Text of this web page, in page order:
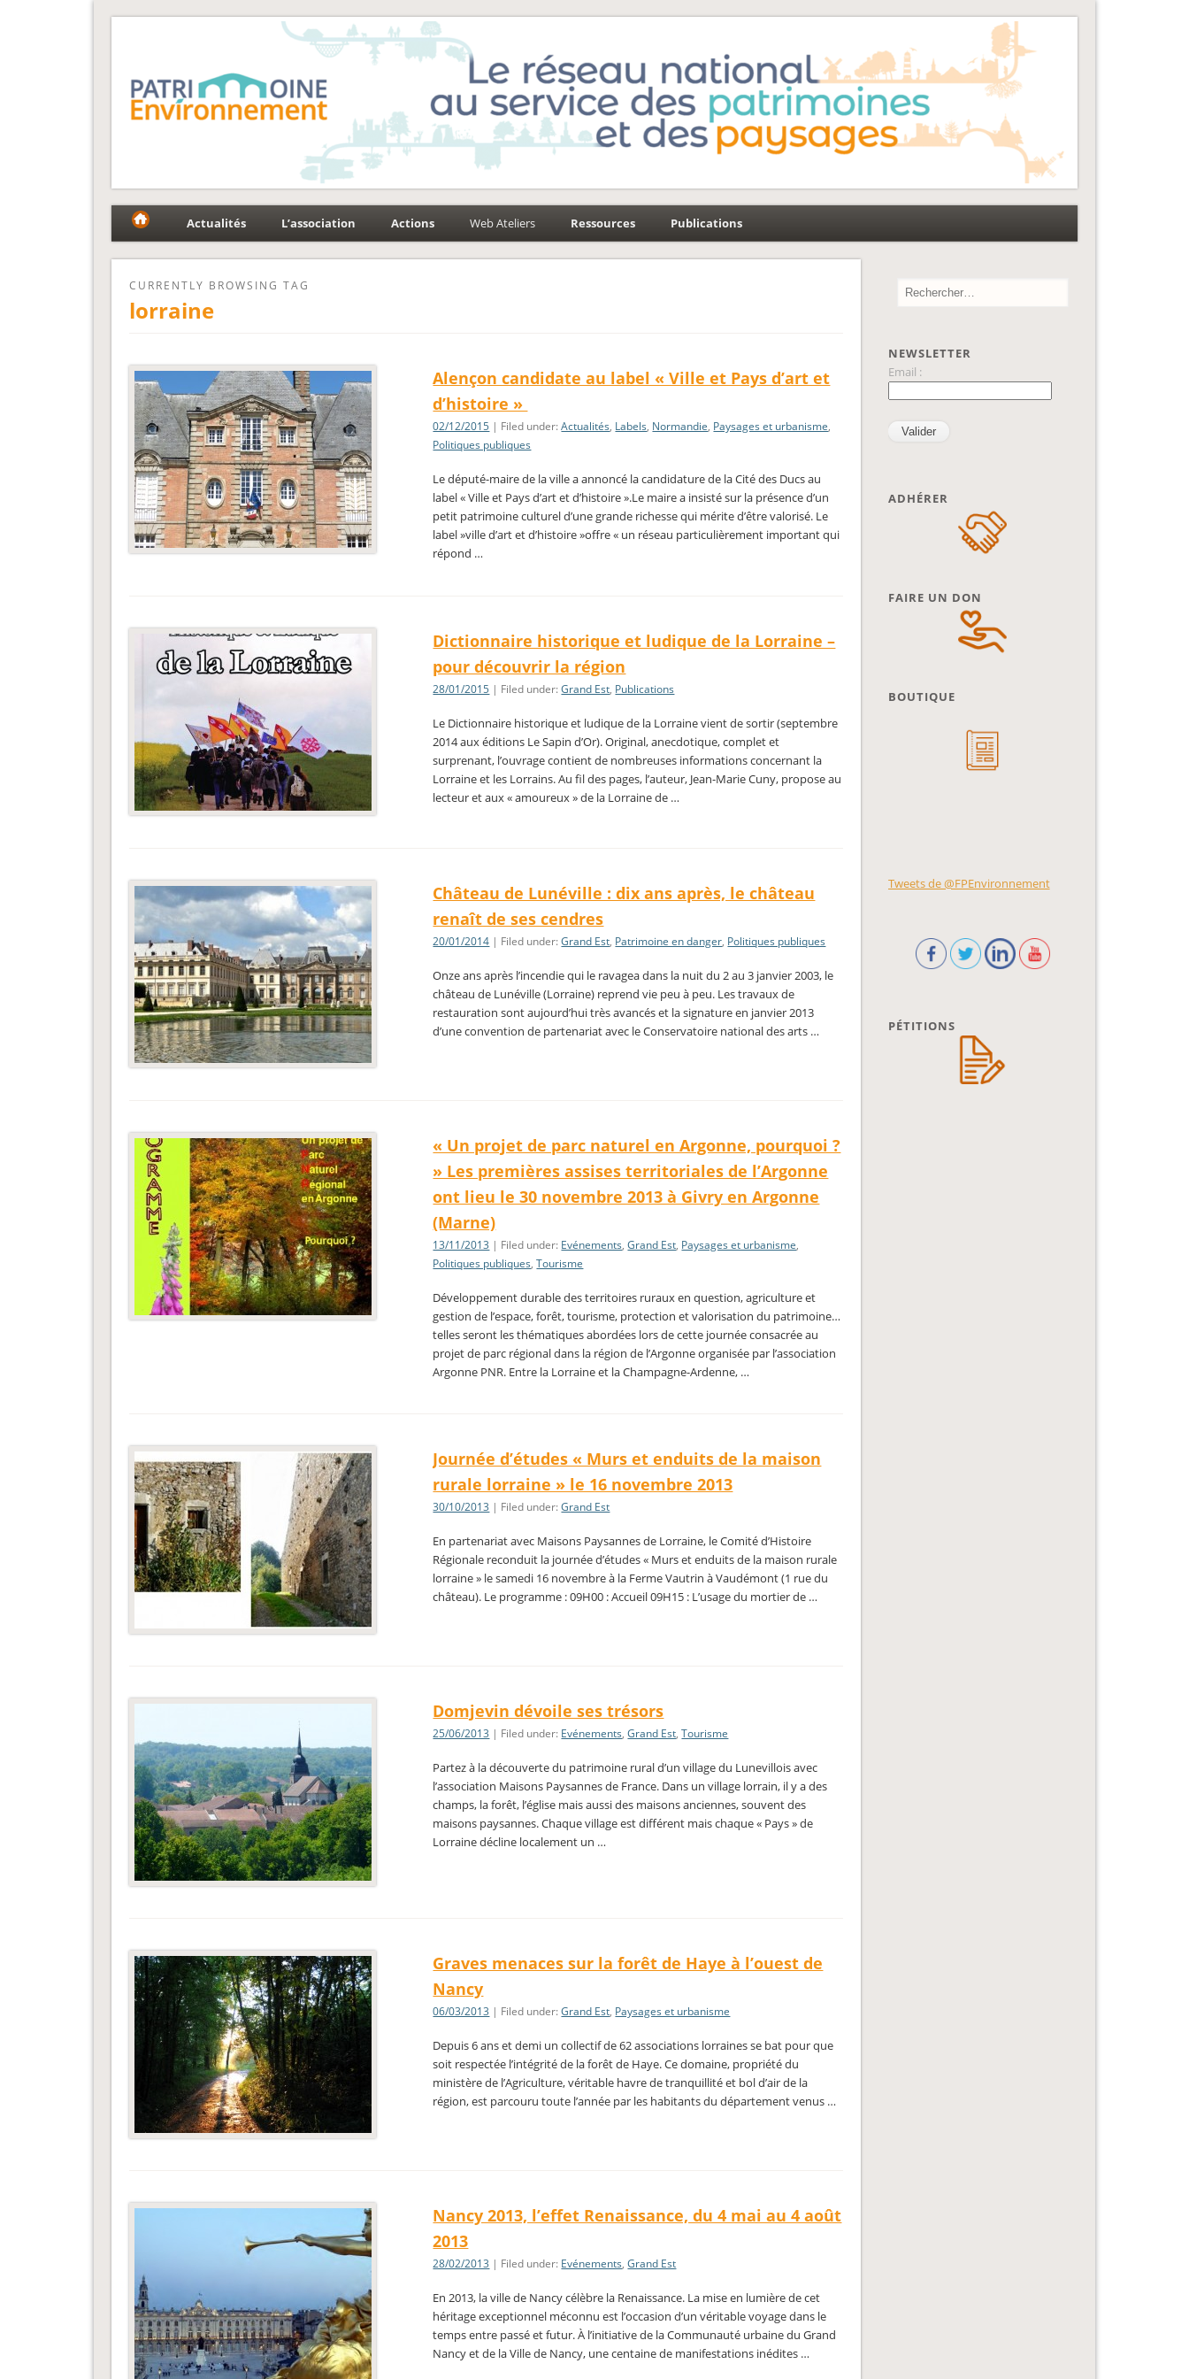
Fédération Patrimoine-Environnement
Actualités L’association Actions Web Ateliers Ressources Publications
CURRENTLY BROWSING TAG
lorraine
Alençon candidate au label « Ville et Pays d’art et
d’histoire »
02/12/2015 | Filed under:Actualités, Labels, Normandie, Paysages et urbanisme,
Politiques publiques
Le député-maire de la ville a annoncé la candidature de la Cité des Ducs au
label « Ville et Pays d’art et d’histoire ».Le maire a insisté sur la présence d’un
petit patrimoine culturel d’une grande richesse qui mérite d’être valorisé. Le
label »ville d’art et d’histoire »offre « un réseau particulièrement important qui
répond …
Dictionnaire historique et ludique de la Lorraine –
pour découvrir la région
28/01/2015 | Filed under:Grand Est, Publications
Le Dictionnaire historique et ludique de la Lorraine vient de sortir (septembre
2014 aux éditions Le Sapin d’Or). Original, anecdotique, complet et
surprenant, l’ouvrage contient de nombreuses informations concernant la
Lorraine et les Lorrains. Au fil des pages, l’auteur, Jean-Marie Cuny, propose au
lecteur et aux « amoureux » de la Lorraine de …
Château de Lunéville : dix ans après, le château
renaît de ses cendres
20/01/2014 | Filed under:Grand Est, Patrimoine en danger, Politiques publiques
Onze ans après l’incendie qui le ravagea dans la nuit du 2 au 3 janvier 2003, le
château de Lunéville (Lorraine) reprend vie peu à peu. Les travaux de
restauration sont aujourd’hui très avancés et la signature en janvier 2013
d’une convention de partenariat avec le Conservatoire national des arts …
« Un projet de parc naturel en Argonne, pourquoi ?
» Les premières assises territoriales de l’Argonne
ont lieu le 30 novembre 2013 à Givry en Argonne
(Marne)
13/11/2013 | Filed under: Evénements,Grand Est, Paysages et urbanisme,
Politiques publiques,Tourisme
Développement durable des territoires ruraux en question, agriculture et
gestion de l’espace, forêt, tourisme, protection et valorisation du patrimoine…
telles seront les thématiques abordées lors de cette journée consacrée au
projet de parc régional dans la région de l’Argonne organisée par l’association
Argonne PNR. Entre la Lorraine et la Champagne-Ardenne, …
Journée d’études « Murs et enduits de la maison
rurale lorraine » le 16 novembre 2013
30/10/2013 | Filed under:Grand Est
En partenariat avec Maisons Paysannes de Lorraine, le Comité d’Histoire
Régionale reconduit la journée d’études « Murs et enduits de la maison rurale
lorraine » le samedi 16 novembre à la Ferme Vautrin à Vaudémont (1 rue du
château). Le programme : 09H00 : Accueil 09H15 : L’usage du mortier de …
Domjevin dévoile ses trésors
25/06/2013 | Filed under: Evénements,Grand Est,Tourisme
Partez à la découverte du patrimoine rural d’un village du Lunevillois avec
l’association Maisons Paysannes de France. Dans un village lorrain, il y a des
champs, la forêt, l’église mais aussi des maisons anciennes, souvent des
maisons paysannes. Chaque village est différent mais chaque « Pays » de
Lorraine décline localement un …
Graves menaces sur la forêt de Haye à l’ouest de
Nancy
06/03/2013 | Filed under:Grand Est, Paysages et urbanisme
Depuis 6 ans et demi un collectif de 62 associations lorraines se bat pour que
soit respectée l’intégrité de la forêt de Haye. Ce domaine, propriété du
ministère de l’Agriculture, véritable havre de tranquillité et bol d’air de la
région, est parcouru toute l’année par les habitants du département venus …
Nancy 2013, l’effet Renaissance, du 4 mai au 4 août
2013
28/02/2013 | Filed under: Evénements,Grand Est
En 2013, la ville de Nancy célèbre la Renaissance. La mise en lumière de cet
héritage exceptionnel méconnu est l’occasion d’un véritable voyage dans le
temps entre passé et futur. À l’initiative de la Communauté urbaine du Grand
Nancy et de la Ville de Nancy, une centaine de manifestations inédites …
NEWSLETTER
Email :
ADHÉRER
FAIRE UN DON
BOUTIQUE
Tweets de @FPEnvironnement
PÉTITIONS